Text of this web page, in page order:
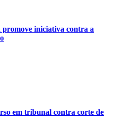
promove iniciativa contra a
em tribunal contra corte de